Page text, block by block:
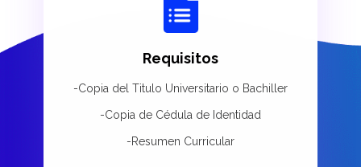
Requisitos
-Copia del Titulo Universitario o Bachiller
-Copia de Cédula de Identidad
-Resumen Curricular